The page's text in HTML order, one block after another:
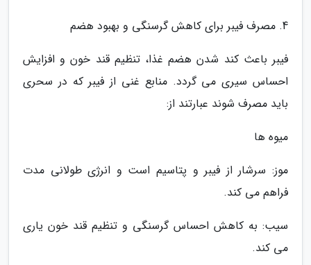
4. مصرف فیبر برای کاهش گرسنگی و بهبود هضم
فیبر باعث کند شدن هضم غذا، تنظیم قند خون و افزایش
احساس سیری می گردد. منابع غنی از فیبر که در سحری
باید مصرف شوند عبارتند از:
میوه ها
موز: سرشار از فیبر و پتاسیم است و انرژی طولانی مدت
فراهم می کند.
سیب: به کاهش احساس گرسنگی و تنظیم قند خون یاری
می کند.